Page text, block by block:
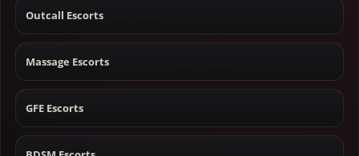
Outcall Escorts
Massage Escorts
GFE Escorts